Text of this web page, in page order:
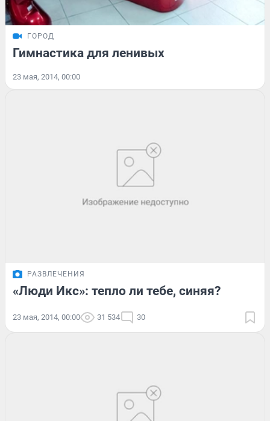
ГОРОД
Гимнастика для ленивых
23 мая, 2014, 00:00
РАЗВЛЕЧЕНИЯ
«Люди Икс»: тепло ли тебе, синяя?
23 мая, 2014, 00:00 31 534 30